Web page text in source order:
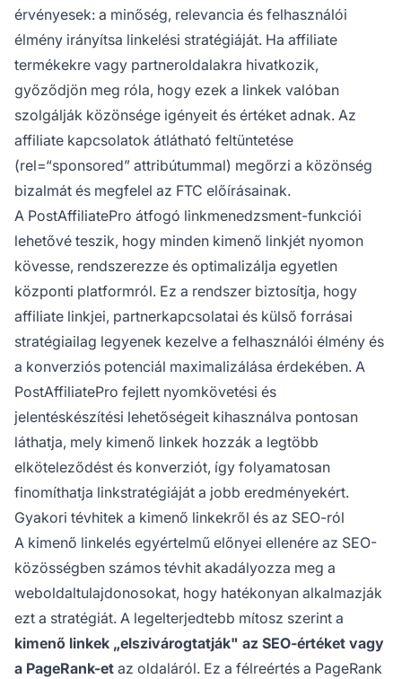
érvényesek: a minőség, relevancia és felhasználói
élmény irányítsa linkelési stratégiáját. Ha affiliate
termékekre vagy partneroldalakra hivatkozik,
győződjön meg róla, hogy ezek a linkek valóban
szolgálják közönsége igényeit és értéket adnak. Az
affiliate kapcsolatok átlátható feltüntetése
(rel=“sponsored” attribútummal) megőrzi a közönség
bizalmát és megfelel az FTC előírásainak.
A PostAffiliatePro átfogó linkmenedzsment-funkciói
lehetővé teszik, hogy minden kimenő linkjét nyomon
kövesse, rendszerezze és optimalizálja egyetlen
központi platformról. Ez a rendszer biztosítja, hogy
affiliate linkjei, partnerkapcsolatai és külső forrásai
stratégiailag legyenek kezelve a felhasználói élmény és
a konverziós potenciál maximalizálása érdekében. A
PostAffiliatePro fejlett nyomkövetési és
jelentéskészítési lehetőségeit kihasználva pontosan
láthatja, mely kimenő linkek hozzák a legtöbb
elköteleződést és konverziót, így folyamatosan
finomíthatja linkstratégiáját a jobb eredményekért.
Gyakori tévhitek a kimenő linkekről és az SEO-ról
A kimenő linkelés egyértelmű előnyei ellenére az SEO-
közösségben számos tévhit akadályozza meg a
weboldaltulajdonosokat, hogy hatékonyan alkalmazják
ezt a stratégiát. A legelterjedtebb mítosz szerint a
kimenő linkek „elszivárogtatják" az SEO-értéket vagy
a PageRank-et az oldaláról. Ez a félreértés a PageRank